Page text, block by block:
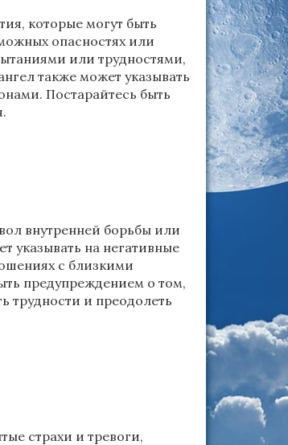
которые могут быть
опасностях или
или трудностями,
также может указывать
Постарайтесь быть
внутренней борьбы или
указывать на негативные
с близкими
предупреждением о том,
трудности и преодолеть
страхи и тревоги,